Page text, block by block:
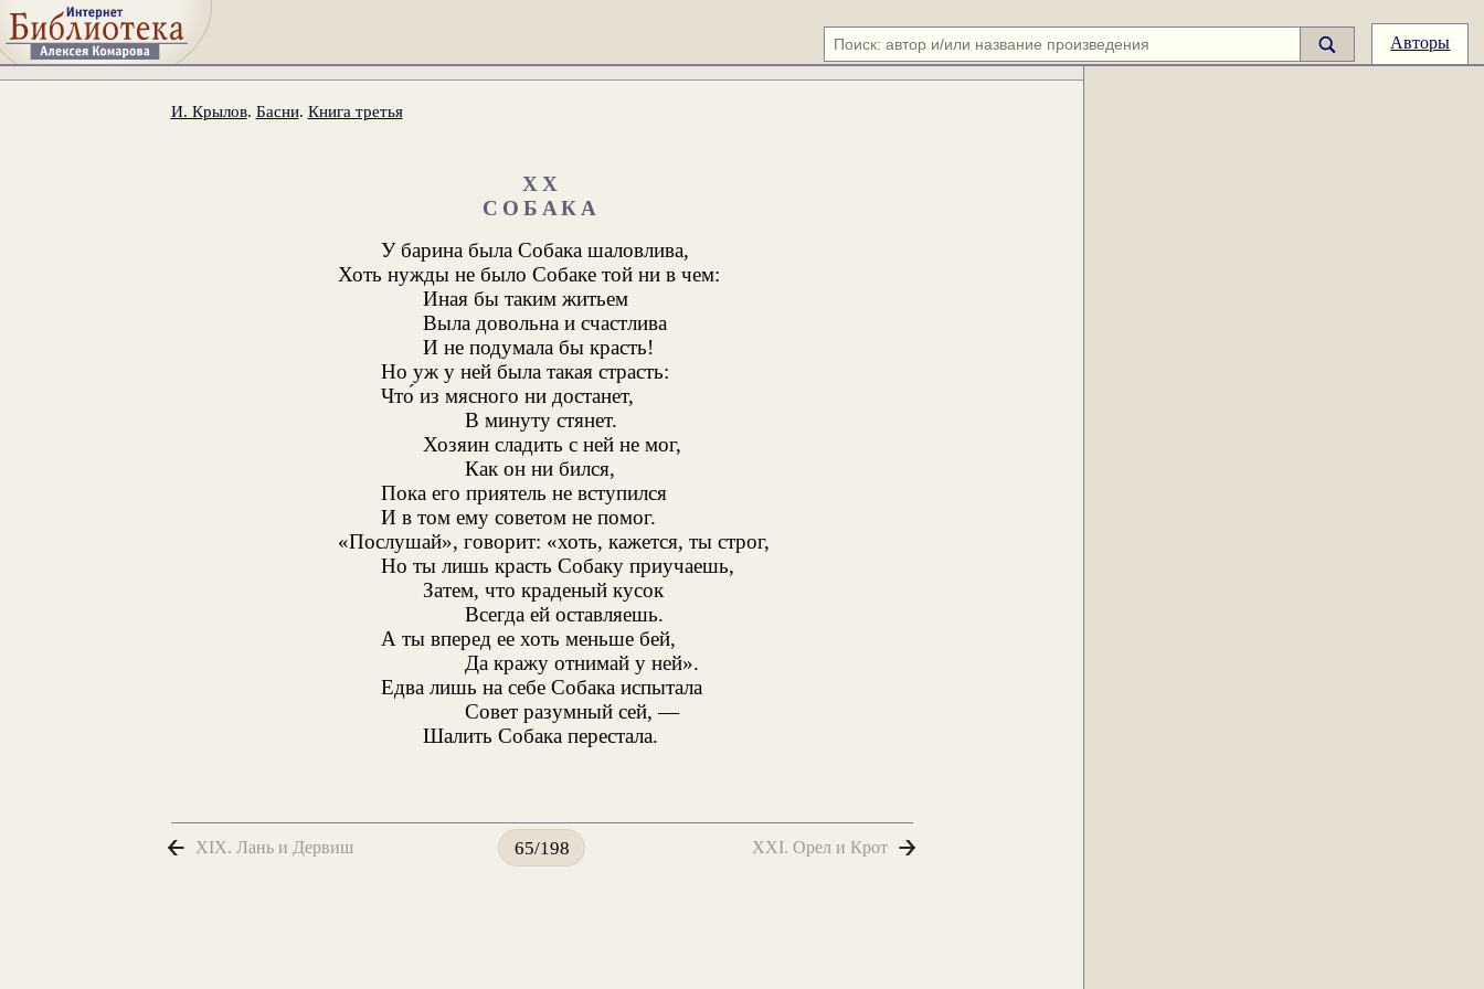
Авторы
И. Крылов. Басни. Книга третья
XX
СОБАКА
У барина была Собака шаловлива,
Хоть нужды не было Собаке той ни в чем:
Иная бы таким житьем
Выла довольна и счастлива
И не подумала бы красть!
Но уж у ней была такая страсть:
Что́ из мясного ни достанет,
В минуту стянет.
Хозяин сладить с ней не мог,
Как он ни бился,
Пока его приятель не вступился
И в том ему советом не помог.
«Послушай», говорит: «хоть, кажется, ты строг,
Но ты лишь красть Собаку приучаешь,
Затем, что краденый кусок
Всегда ей оставляешь.
А ты вперед ее хоть меньше бей,
Да кражу отнимай у ней».
Едва лишь на себе Собака испытала
Совет разумный сей, —
Шалить Собака перестала.
XIX. Лань и Дервиш 65/198 XXI. Орел и Крот